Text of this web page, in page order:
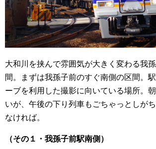
大和川を挟んで雰囲気が大きく変わる我
間。まずは我孫子前のすぐ南側の区間。
ーブを利用した撮影に向いている場所。
いが、午後の下り列車もごちゃっとしが
なければ。
（その１・我孫子前駅南側）